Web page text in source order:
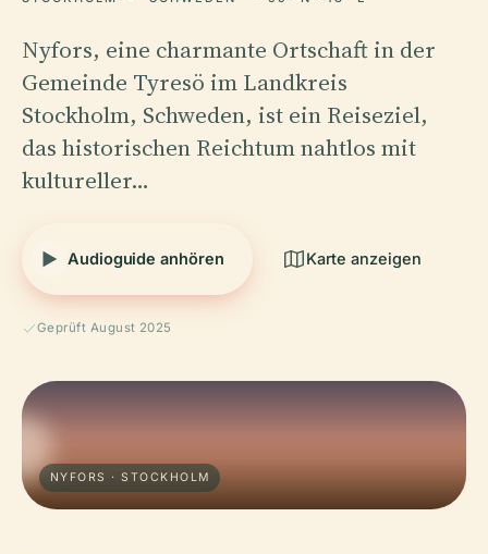
Nyfors, eine charmante Ortschaft in der
Gemeinde Tyresö im Landkreis
Stockholm, Schweden, ist ein Reiseziel,
das historischen Reichtum nahtlos mit
kultureller…
Audioguide anhören Karte anzeigen
Geprüft August 2025
NYFORS · STOCKHOLM